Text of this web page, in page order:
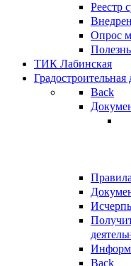
Реестр
Опрос
ТИК Лабинская
Градостроительная
Back
Back